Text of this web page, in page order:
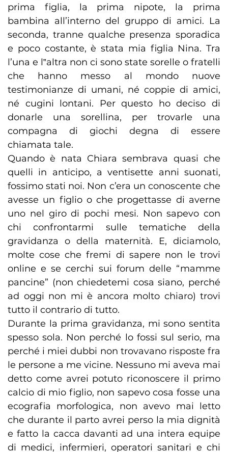
prima figlia, la prima nipote, la prima
bambina all’interno del gruppo di amici. La
seconda, tranne qualche presenza sporadica
e poco costante, è stata mia figlia Nina. Tra
l’una e l‟altra non ci sono state sorelle o fratelli
che hanno messo al mondo nuove
testimonianze di umani, né coppie di amici,
né cugini lontani. Per questo ho deciso di
donarle una sorellina, per trovarle una
compagna di giochi degna di essere
chiamata tale.
Quando è nata Chiara sembrava quasi che
quelli in anticipo, a ventisette anni suonati,
fossimo stati noi. Non c’era un conoscente che
avesse un figlio o che progettasse di averne
uno nel giro di pochi mesi. Non sapevo con
chi confrontarmi sulle tematiche della
gravidanza o della maternità. E, diciamolo,
molte cose che fremi di sapere non le trovi
online e se cerchi sui forum delle “mamme
pancine” (non chiedetemi cosa siano, perché
ad oggi non mi è ancora molto chiaro) trovi
tutto il contrario di tutto.
Durante la prima gravidanza, mi sono sentita
spesso sola. Non perché lo fossi sul serio, ma
perché i miei dubbi non trovavano risposte fra
le persone a me vicine. Nessuno mi aveva mai
detto come avrei potuto riconoscere il primo
calcio di mio figlio, non sapevo cosa fosse una
ecografia morfologica, non avevo mai letto
che durante il parto avrei perso la mia dignità
e fatto la cacca davanti ad una intera equipe
di medici, infermieri, operatori sanitari e chi